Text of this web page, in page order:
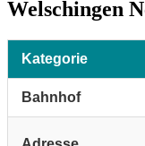
Welschingen
Kategorie
Bahnhof